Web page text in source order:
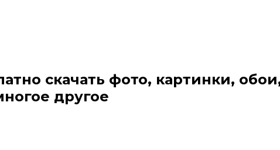
скачать фото, картинки,
другое